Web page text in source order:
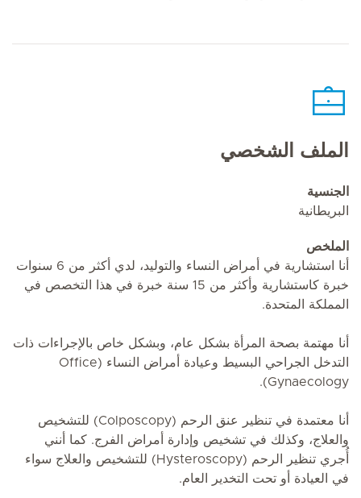
الملف الشخصي
الجنسية
البريطانية
الملخص
أنا استشارية في أمراض النساء والتوليد، لدي أكثر من 6 سنوات
خبرة كاستشارية وأكثر من 15 سنة خبرة في هذا التخصص في
المملكة المتحدة.
أنا مهتمة بصحة المرأة بشكل عام، وبشكل خاص بالإجراءات ذات
التدخل الجراحي البسيط وعيادة أمراض النساء (Office
Gynaecology).
أنا معتمدة في تنظير عنق الرحم (Colposcopy) للتشخيص
والعلاج، وكذلك في تشخيص وإدارة أمراض الفرج. كما أنني
أُجري تنظير الرحم (Hysteroscopy) للتشخيص والعلاج سواء
في العيادة أو تحت التخدير العام.